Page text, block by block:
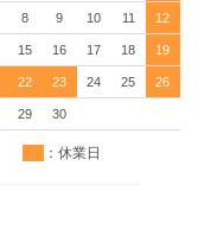
8 9 10 11 12
15 16 17 18 19
22 23 24 25 26
29 30
：休業日